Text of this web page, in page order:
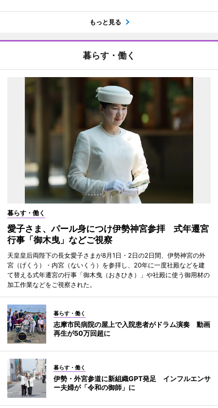
もっと見る
暮らす・働く
暮らす・働く
愛子さま、パール身につけ伊勢神宮参拝 式年遷宮
行事「御木曳」などご視察
天皇皇后両陛下の長女愛子さまが8月1日・2日の2日間、伊勢神宮の外
宮（げくう）・内宮（ないくう）を参拝し、20年に一度社殿などを建
て替える式年遷宮の行事「御木曳（おきひき）」や社殿に使う御用材の
加工作業などをご視察された。
暮らす・働く
志摩市民病院の屋上で入院患者がドラム演奏 動画
再生が50万回超に
暮らす・働く
伊勢・外宮参道に新組織GPT発足 インフルエンサ
ー夫婦が「令和の御師」に